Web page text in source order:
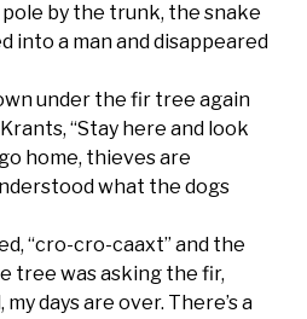
by the trunk, the snake
into a man and disappeared
under the fir tree again
“Stay here and look
home, thieves are
what the dogs
“cro-cro-caaxt” and the
tree was asking the fir,
days are over. There’s a